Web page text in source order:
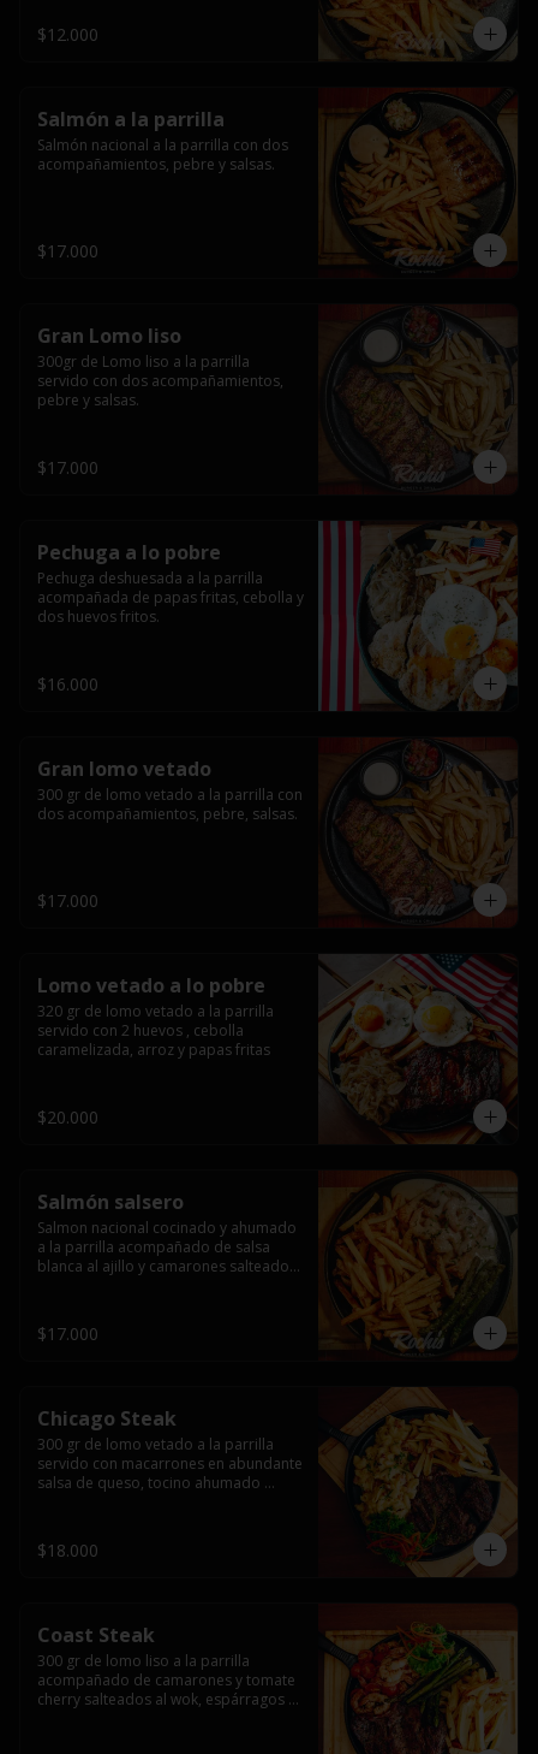
$12.000
Salmón a la parrilla
Salmón nacional a la parrilla con dos
acompañamientos, pebre y salsas.
$17.000
Gran Lomo liso
300gr de Lomo liso a la parrilla
servido con dos acompañamientos,
pebre y salsas.
$17.000
Pechuga a lo pobre
Pechuga deshuesada a la parrilla
acompañada de papas fritas, cebolla y
dos huevos fritos.
$16.000
Gran lomo vetado
300 gr de lomo vetado a la parrilla con
dos acompañamientos, pebre, salsas.
$17.000
Lomo vetado a lo pobre
320 gr de lomo vetado a la parrilla
servido con 2 huevos , cebolla
caramelizada, arroz y papas fritas
$20.000
Salmón salsero
Salmon nacional cocinado y ahumado
a la parrilla acompañado de salsa
blanca al ajillo y camarones salteados,
$17.000
Chicago Steak
300 gr de lomo vetado a la parrilla
servido con macarrones en abundante
salsa de queso, tocino ahumado
$18.000
Coast Steak
300 gr de lomo liso a la parrilla
acompañado de camarones y tomate
cherry salteados al wok, espárragos